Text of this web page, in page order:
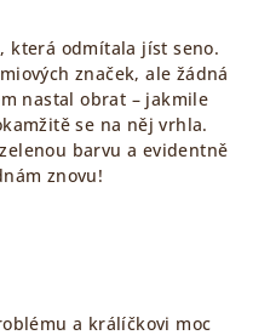
která odmítala jíst seno.
značek, ale žádná
nastal obrat – jakmile
se na něj vrhla.
barvu a evidentně
znovu!
a králíčkovi moc